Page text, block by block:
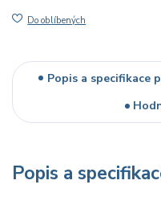
Do oblíbených
Popis a specifikace
Popis a